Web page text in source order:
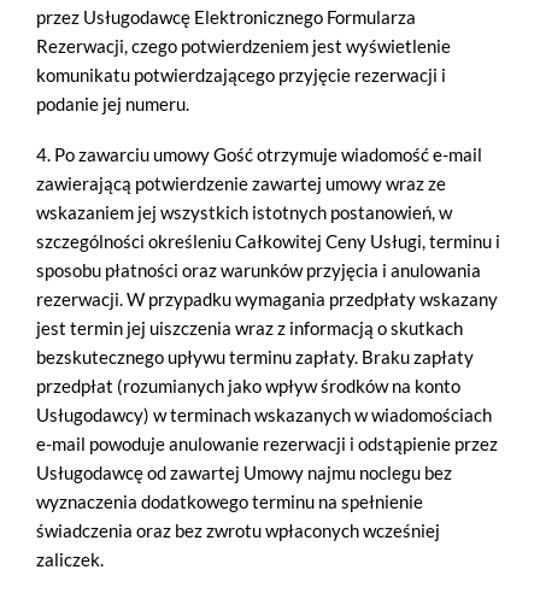
przez Usługodawcę Elektronicznego Formularza
Rezerwacji, czego potwierdzeniem jest wyświetlenie
komunikatu potwierdzającego przyjęcie rezerwacji i
podanie jej numeru.
4. Po zawarciu umowy Gość otrzymuje wiadomość e-mail
zawierającą potwierdzenie zawartej umowy wraz ze
wskazaniem jej wszystkich istotnych postanowień, w
szczególności określeniu Całkowitej Ceny Usługi, terminu i
sposobu płatności oraz warunków przyjęcia i anulowania
rezerwacji. W przypadku wymagania przedpłaty wskazany
jest termin jej uiszczenia wraz z informacją o skutkach
bezskutecznego upływu terminu zapłaty. Braku zapłaty
przedpłat (rozumianych jako wpływ środków na konto
Usługodawcy) w terminach wskazanych w wiadomościach
e-mail powoduje anulowanie rezerwacji i odstąpienie przez
Usługodawcę od zawartej Umowy najmu noclegu bez
wyznaczenia dodatkowego terminu na spełnienie
świadczenia oraz bez zwrotu wpłaconych wcześniej
zaliczek.